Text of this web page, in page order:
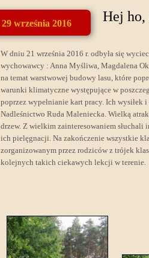
29 września 2016 Hej ho,
W dniu 21 września 2016 r. odbyła się
wychowawcy : Anna Myśliwa, Magdalena
na temat warstwowej budowy lasu, które
warunki klimatyczne występujące w
poprzez wypełnianie kart pracy. Ich
Nadleśnictwo Ruda Maleniecka. Wielką
drzew. Z wielkim zainteresowaniem słuchali
ich pielęgnacji. Na zakończenie wszystkie
zorganizowanym przez rodziców z trójek
kolejnych takich ciekawych lekcji w terenie.